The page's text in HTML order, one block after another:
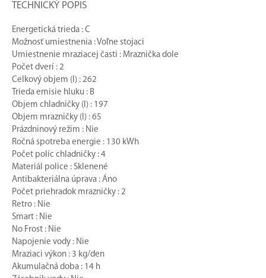
TECHNICKÝ POPIS
Energetická trieda : C
Možnosť umiestnenia : Voľne stojaci
Umiestnenie mraziacej časti : Mraznička dole
Počet dverí : 2
Celkový objem (l) : 262
Trieda emisie hluku : B
Objem chladničky (l) : 197
Objem mrazničky (l) : 65
Prázdninový režim : Nie
Ročná spotreba energie : 130 kWh
Počet políc chladničky : 4
Materiál police : Sklenené
Antibakteriálna úprava : Áno
Počet priehradok mrazničky : 2
Retro : Nie
Smart : Nie
No Frost : Nie
Napojenie vody : Nie
Mraziaci výkon : 3 kg/den
Akumulačná doba : 14 h